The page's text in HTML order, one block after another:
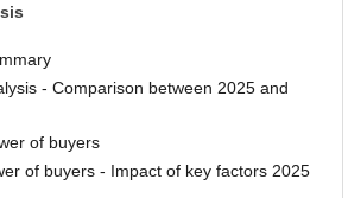
- Comparison between 2025 and
of buyers
of buyers - Impact of key factors 2025